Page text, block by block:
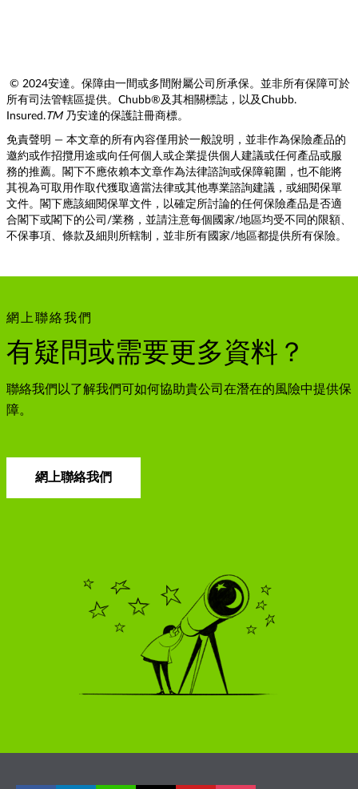
© 2024安達。保障由一間或多間附屬公司所承保。並非所有保障可於
所有司法管轄區提供。Chubb®及其相關標誌，以及Chubb.
Insured. TM 乃安達的保護註冊商標。
免責聲明 — 本文章的所有內容僅用於一般說明，並非作為保險產品的
邀約或作招攬用途或向任何個人或企業提供個人建議或任何產品或服
務的推薦。閣下不應依賴本文章作為法律諮詢或保障範圍，也不能將
其視為可取用作取代獲取適當法律或其他專業諮詢建議，或細閱保單
文件。閣下應該細閱保單文件，以確定所討論的任何保險產品是否適
合閣下或閣下的公司/業務，並請注意每個國家/地區均受不同的限額、
不保事項、條款及細則所轄制，並非所有國家/地區都提供所有保險。
網上聯絡我們
有疑問或需要更多資料？
聯絡我們以了解我們可如何協助貴公司在潛在的風險中提供保
障。
網上聯絡我們